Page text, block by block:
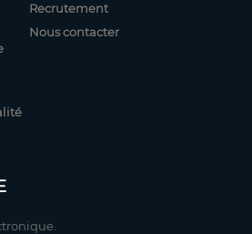
Recrutement
Nous contacter